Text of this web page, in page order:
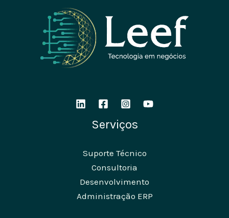
Serviços
Suporte Técnico
Consultoria
Desenvolvimento
Administração ERP